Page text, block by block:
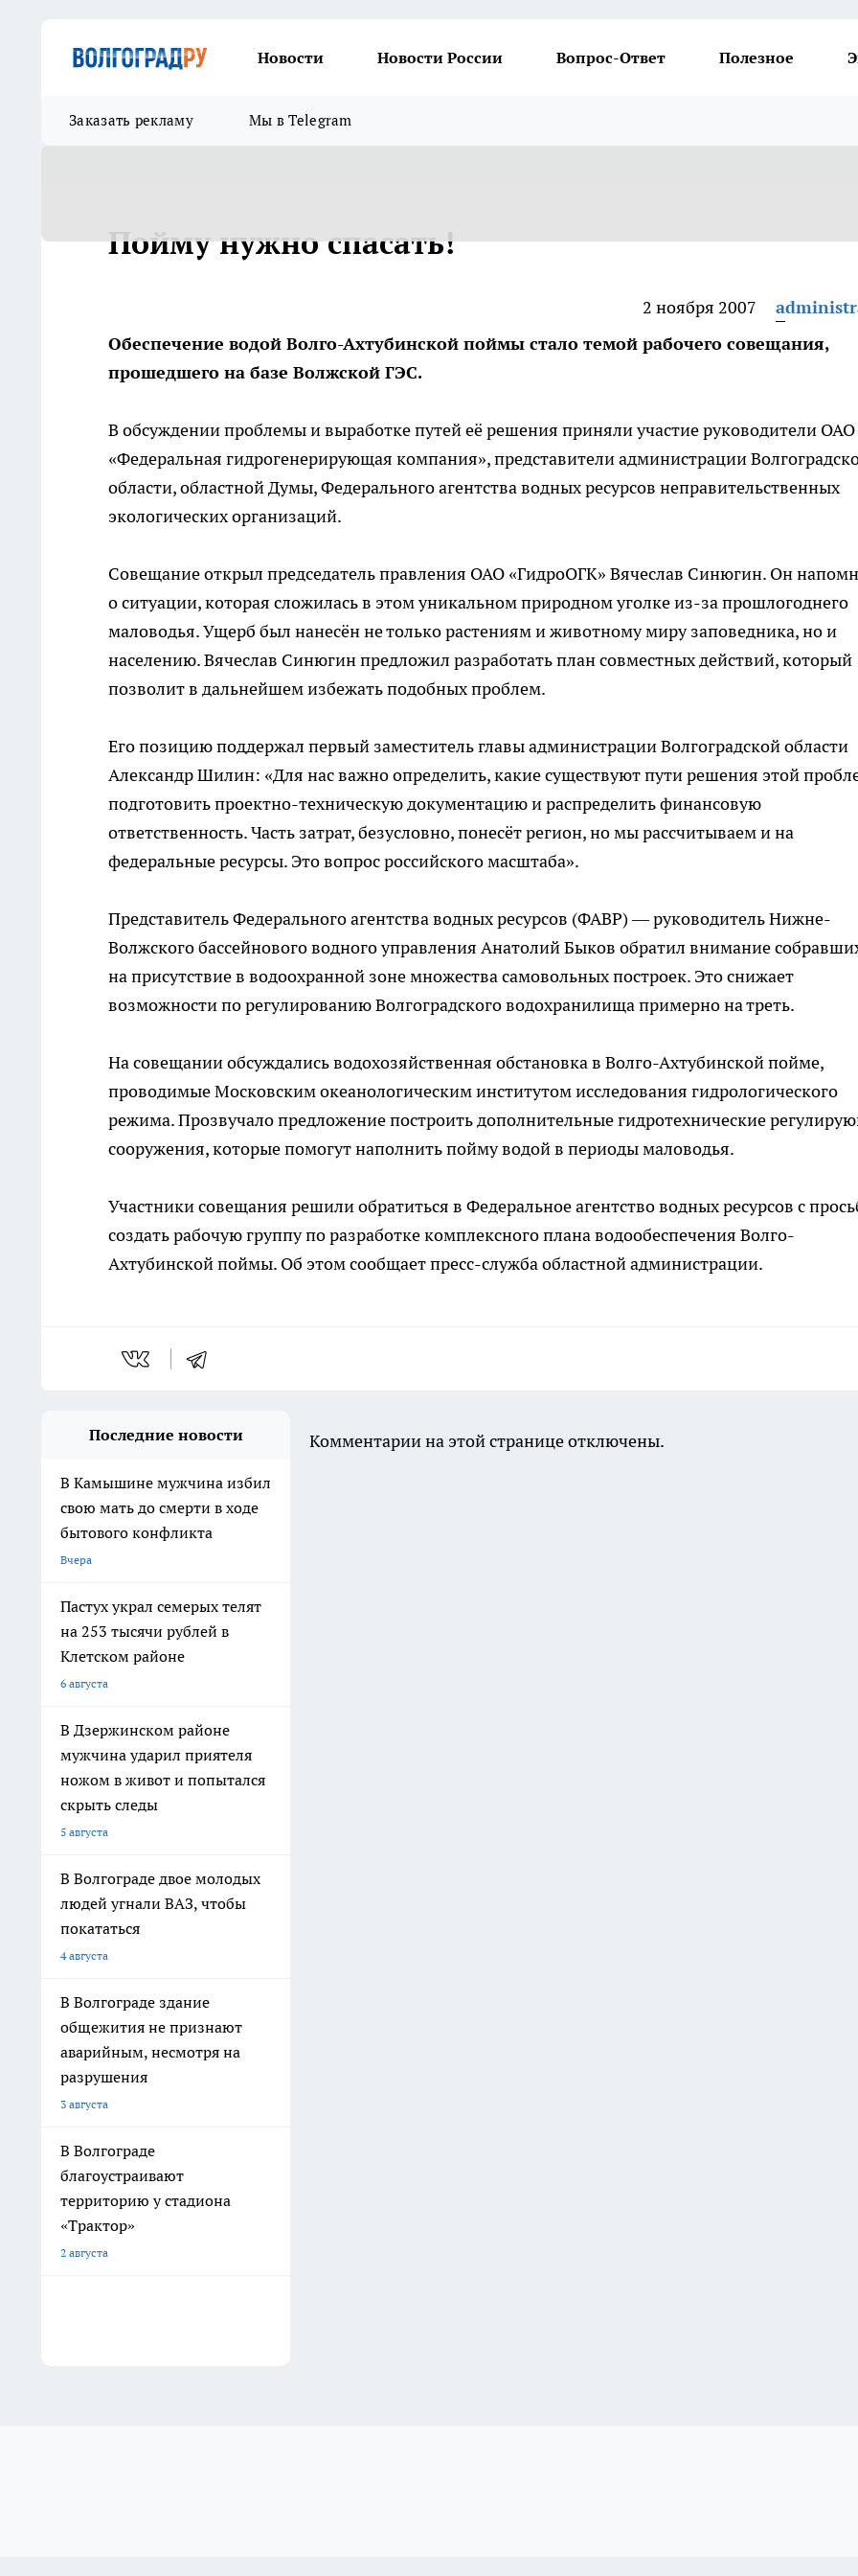
Новости Новости России Вопрос-Ответ Полезное
Заказать рекламу Мы в Telegram
Пойму нужно спасать!
2 ноября 2007
Обеспечение водой Волго-Ахтубинской поймы стало темой рабочего совещания,
прошедшего на базе Волжской ГЭС.
В обсуждении проблемы и выработке путей её решения приняли участие руководители ОАО
«Федеральная гидрогенерирующая компания», представители администрации
области, областной Думы, Федерального агентства водных ресурсов неправительственных
экологических организаций.
Совещание открыл председатель правления ОАО «ГидроОГК» Вячеслав Синюгин. Он
о ситуации, которая сложилась в этом уникальном природном уголке из-за прошлогоднего
маловодья. Ущерб был нанесён не только растениям и животному миру заповедника, но и
населению. Вячеслав Синюгин предложил разработать план совместных действий, который
позволит в дальнейшем избежать подобных проблем.
Его позицию поддержал первый заместитель главы администрации Волгоградской области
Александр Шилин: «Для нас важно определить, какие существуют пути решения этой
подготовить проектно-техническую документацию и распределить финансовую
ответственность. Часть затрат, безусловно, понесёт регион, но мы рассчитываем и на
федеральные ресурсы. Это вопрос российского масштаба».
Представитель Федерального агентства водных ресурсов (ФАВР) — руководитель Нижне-
Волжского бассейнового водного управления Анатолий Быков обратил внимание
на присутствие в водоохранной зоне множества самовольных построек. Это снижает
возможности по регулированию Волгоградского водохранилища примерно на треть.
На совещании обсуждались водохозяйственная обстановка в Волго-Ахтубинской пойме,
проводимые Московским океанологическим институтом исследования гидрологического
режима. Прозвучало предложение построить дополнительные гидротехнические
сооружения, которые помогут наполнить пойму водой в периоды маловодья.
Участники совещания решили обратиться в Федеральное агентство водных ресурсов с
создать рабочую группу по разработке комплексного плана водообеспечения Волго-
Ахтубинской поймы. Об этом сообщает пресс-служба областной администрации.
Последние новости
В Камышине мужчина избил
свою мать до смерти в ходе
бытового конфликта
Вчера
Пастух украл семерых телят
на 253 тысячи рублей в
Клетском районе
6 августа
В Дзержинском районе
мужчина ударил приятеля
ножом в живот и попытался
скрыть следы
5 августа
В Волгограде двое молодых
людей угнали ВАЗ, чтобы
покататься
4 августа
В Волгограде здание
общежития не признают
аварийным, несмотря на
разрушения
3 августа
В Волгограде
благоустраивают
территорию у стадиона
«Трактор»
2 августа
Комментарии на этой странице отключены.